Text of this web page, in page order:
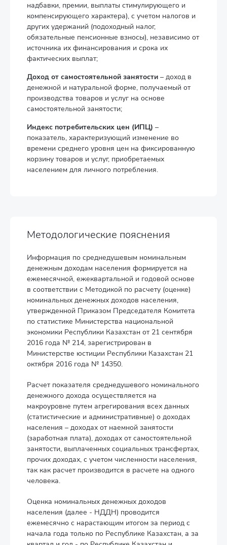
надбавки, премии, выплаты стимулирующего и
компенсирующего характера), с учетом налогов и
других удержаний (подоходный налог,
обязательные пенсионные взносы), независимо от
источника их финансирования и срока их
фактических выплат;
Доход от самостоятельной занятости – доход в
денежной и натуральной форме, получаемый от
производства товаров и услуг на основе
самостоятельной занятости;
Индекс потребительских цен (ИПЦ) –
показатель, характеризующий изменение во
времени среднего уровня цен на фиксированную
корзину товаров и услуг, приобретаемых
населением для личного потребления.
Методологические пояснения
Информация по среднедушевым номинальным
денежным доходам населения формируется на
ежемесячной, ежеквартальной и годовой основе
в соответствии с Методикой по расчету (оценке)
номинальных денежных доходов населения,
утвержденной Приказом Председателя Комитета
по статистике Министерства национальной
экономики Республики Казахстан от 21 сентября
2016 года № 214, зарегистрирован в
Министерстве юстиции Республики Казахстан 21
октября 2016 года № 14350.
Расчет показателя среднедушевого номинального
денежного дохода осуществляется на
макроуровне путем агрегирования всех данных
(статистические и административные) о доходах
населения – доходах от наемной занятости
(заработная плата), доходах от самостоятельной
занятости, выплаченных социальных трансфертах,
прочих доходах, с учетом численности населения,
так как расчет производится в расчете на одного
человека.
Оценка номинальных денежных доходов
населения (далее - НДДН) проводится
ежемесячно с нарастающим итогом за период с
начала года только по Республике Казахстан, а за